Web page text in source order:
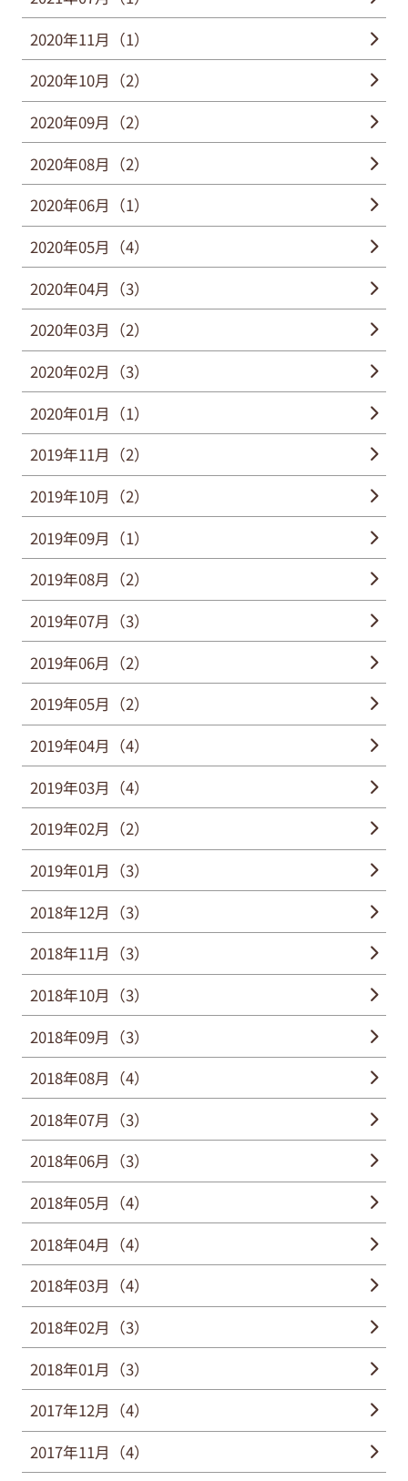
2020年11月（1）
2020年10月（2）
2020年09月（2）
2020年08月（2）
2020年06月（1）
2020年05月（4）
2020年04月（3）
2020年03月（2）
2020年02月（3）
2020年01月（1）
2019年11月（2）
2019年10月（2）
2019年09月（1）
2019年08月（2）
2019年07月（3）
2019年06月（2）
2019年05月（2）
2019年04月（4）
2019年03月（4）
2019年02月（2）
2019年01月（3）
2018年12月（3）
2018年11月（3）
2018年10月（3）
2018年09月（3）
2018年08月（4）
2018年07月（3）
2018年06月（3）
2018年05月（4）
2018年04月（4）
2018年03月（4）
2018年02月（3）
2018年01月（3）
2017年12月（4）
2017年11月（4）